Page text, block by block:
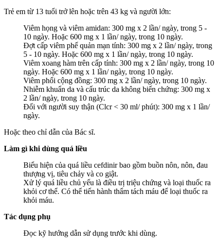
Trẻ em từ 13 tuổi trở lên hoặc trên 43 kg và người lớn:
Viêm họng và viêm amidan: 300 mg x 2 lần/ ngày, trong 5 -
10 ngày. Hoặc 600 mg x 1 lần/ ngày, trong 10 ngày.
Đợt cấp viêm phế quản mạn tính: 300 mg x 2 lần/ ngày, trong
5 - 10 ngày. Hoặc 600 mg x 1 lần/ ngày, trong 10 ngày.
Viêm xoang hàm trên cấp tính: 300 mg x 2 lần/ ngày, trong 10
ngày. Hoặc 600 mg x 1 lần/ ngày, trong 10 ngày.
Viêm phổi cộng đồng: 300 mg x 2 lần/ ngày, trong 10 ngày.
Nhiễm khuẩn da và cấu trúc da không biến chứng: 300 mg x
2 lần/ ngày, trong 10 ngày.
Đối với người suy thận (Clcr < 30 ml/ phút): 300 mg x 1 lần/
ngày.
Hoặc theo chỉ dẫn của Bác sĩ.
Làm gì khi dùng quá liều
Biểu hiện của quá liều cefdinir bao gồm buồn nôn, nôn, đau
thượng vị, tiêu chảy và co giật.
Xử lý quá liều chủ yếu là điều trị triệu chứng và loại thuốc ra
khỏi cơ thể. Có thể tiến hành thẩm tách máu để loại thuốc ra
khỏi máu.
Tác dụng phụ
Đọc kỹ hướng dẫn sử dụng trước khi dùng.